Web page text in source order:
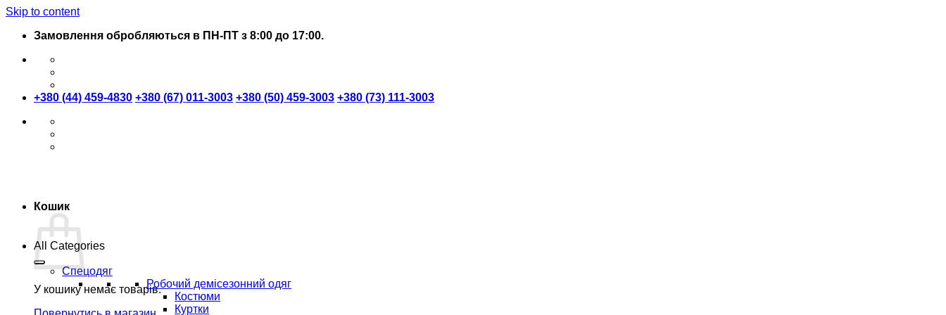
Skip to content
Замовлення обробляються в ПН-ПТ з 8:00 до 17:00.
+380 (44) 459-4830 +380 (67) 011-3003 +380 (50) 459-3003 +380 (73) 111-3003
Кошик
У кошику немає товарів.
All Categories
Спецодяг
Робочий демісезонний одяг
Костюми
Куртки